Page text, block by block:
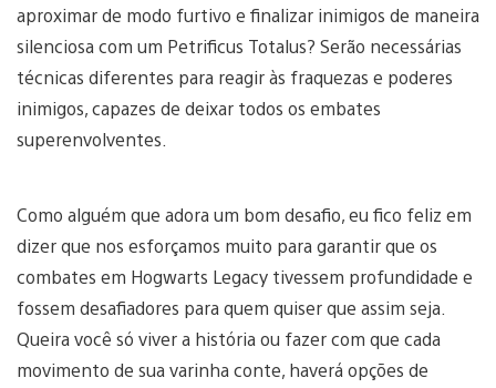
aproximar de modo furtivo e finalizar inimigos de maneira
silenciosa com um Petrificus Totalus? Serão necessárias
técnicas diferentes para reagir às fraquezas e poderes
inimigos, capazes de deixar todos os embates
superenvolventes.
Como alguém que adora um bom desafio, eu fico feliz em
dizer que nos esforçamos muito para garantir que os
combates em Hogwarts Legacy tivessem profundidade e
fossem desafiadores para quem quiser que assim seja.
Queira você só viver a história ou fazer com que cada
movimento de sua varinha conte, haverá opções de